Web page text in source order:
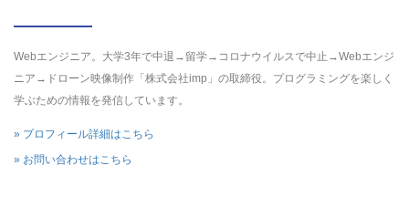
Webエンジニア。大学3年で中退→留学→コロナウイルスで中止→Webエンジ
ニア→ドローン映像制作「株式会社imp」の取締役。プログラミングを楽しく
学ぶための情報を発信しています。
» プロフィール詳細はこちら
» お問い合わせはこちら